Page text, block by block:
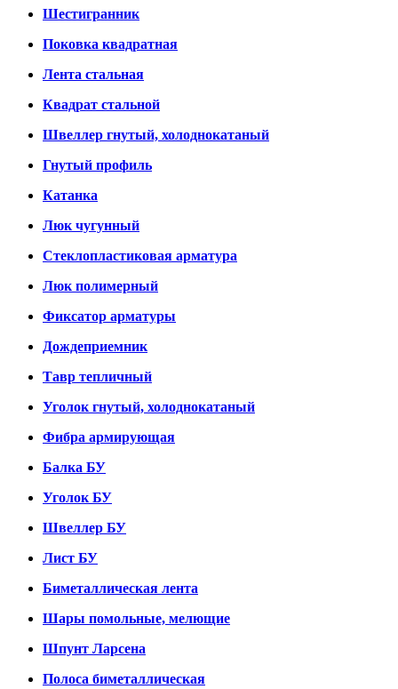
Шестигранник
Поковка квадратная
Лента стальная
Квадрат стальной
Швеллер гнутый, холоднокатаный
Гнутый профиль
Катанка
Люк чугунный
Стеклопластиковая арматура
Люк полимерный
Фиксатор арматуры
Дождеприемник
Тавр тепличный
Уголок гнутый, холоднокатаный
Фибра армирующая
Балка БУ
Уголок БУ
Швеллер БУ
Лист БУ
Биметаллическая лента
Шары помольные, мелющие
Шпунт Ларсена
Полоса биметаллическая